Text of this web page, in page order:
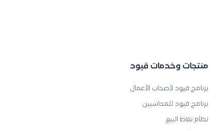
منتجات وخدمات قيود
برنامج قيود لأصحاب الأعمال
برنامج قيود للمحاسبين
نظام نقاط البيع